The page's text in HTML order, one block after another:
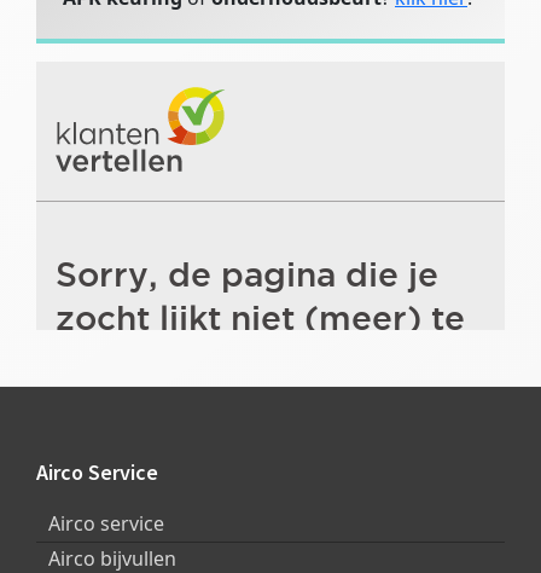
Footer
Airco Service
Airco service
Airco bijvullen